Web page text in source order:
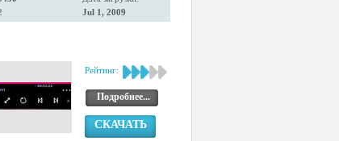
Jul 1, 2009
Рейтинг:
Подробнее...
СКАЧАТЬ